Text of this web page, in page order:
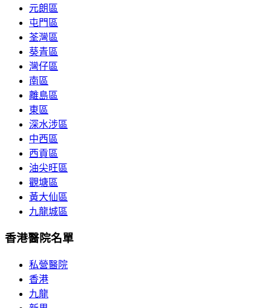
元朗區
屯門區
荃灣區
葵青區
灣仔區
南區
離島區
東區
深水涉區
中西區
西貢區
油尖旺區
觀塘區
黃大仙區
九龍城區
香港醫院名單
私營醫院
香港
九龍